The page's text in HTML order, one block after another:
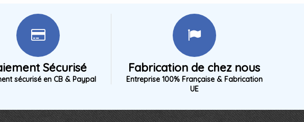
Sécurisé
sécurisé en CB & Paypal
Fabrication de chez nous
Entreprise 100% Française & Fabrication
UE